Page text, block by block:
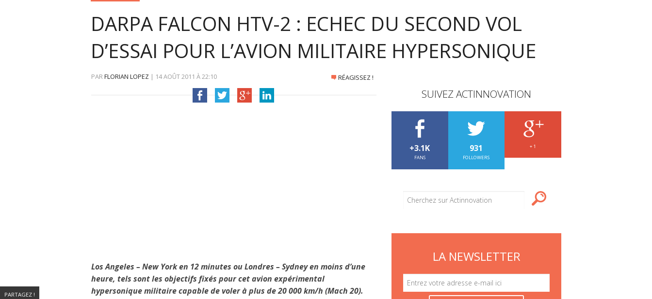
DARPA FALCON HTV-2 : ECHEC DU SECOND VOL
D’ESSAI POUR L’AVION MILITAIRE HYPERSONIQUE
PARFLORIAN LOPEZ | 14 AOÛT 2011 À22:10 RÉAGISSEZ !
Los Angeles – New York en 12 minutes ou Londres – Sydney en moins d’une
heure, tels sont les objectifs fixés pour cet avion expérimental
hypersonique militaire capable de voler à plus de 20 000 km/h (Mach 20).
SUIVEZ ACTINNOVATION
+3.1K
FANS
931
FOLLOWERS
+ 1
LA NEWSLETTER
PARTAGEZ !